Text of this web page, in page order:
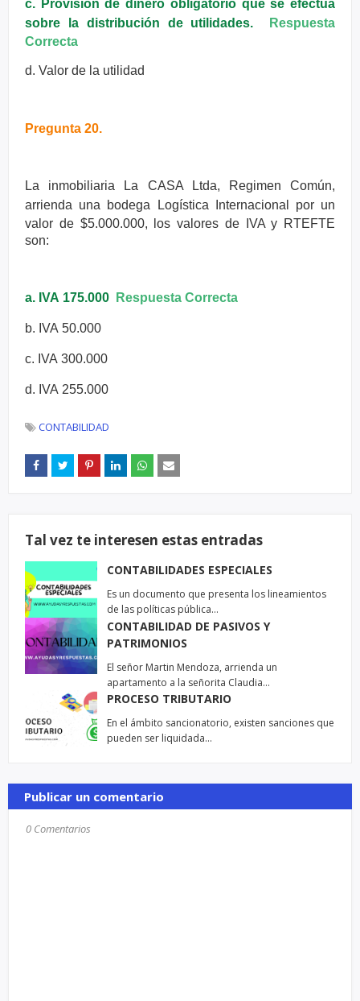
c. Provisión de dinero obligatorio que se efectua
sobre la distribución de utilidades.
Respuesta
Correcta
d. Valor de la utilidad
Pregunta 20.
La inmobiliaria La CASA Ltda, Regimen Común,
arrienda una bodega
Logística Internacional por un
valor de $5.000.000, los valores de IVA y RTEFTE
son:
a. IVA 175.000 Respuesta Correcta
b. IVA 50.000
c. IVA 300.000
d. IVA 255.000
CONTABILIDAD
Tal vez te interesen estas entradas
CONTABILIDADES ESPECIALES
Es un documento que presenta los lineamientos
de las políticas pública…
CONTABILIDAD DE PASIVOS Y
PATRIMONIOS
El señor Martin Mendoza, arrienda un
apartamento a la señorita Claudia…
PROCESO TRIBUTARIO
En el ámbito sancionatorio, existen sanciones que
pueden ser liquidada…
Publicar un comentario
0 Comentarios